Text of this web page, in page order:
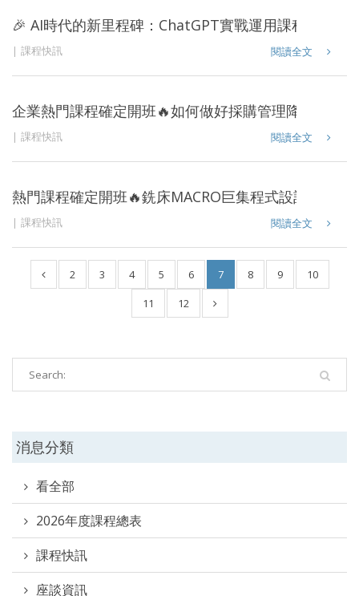
🎉 AI時代的新里程碑：ChatGPT實戰運用課程強勢登
課程快訊 閱讀全文
企業熱門課程確定開班🔥如何做好採購管理降低購料
課程快訊 閱讀全文
熱門課程確定開班🔥銑床MACRO巨集程式設計與應用
課程快訊 閱讀全文
2 3 4 5 6 7 8 9
10
11
12
消息分類
看全部
2026年度課程總表
課程快訊
座談資訊